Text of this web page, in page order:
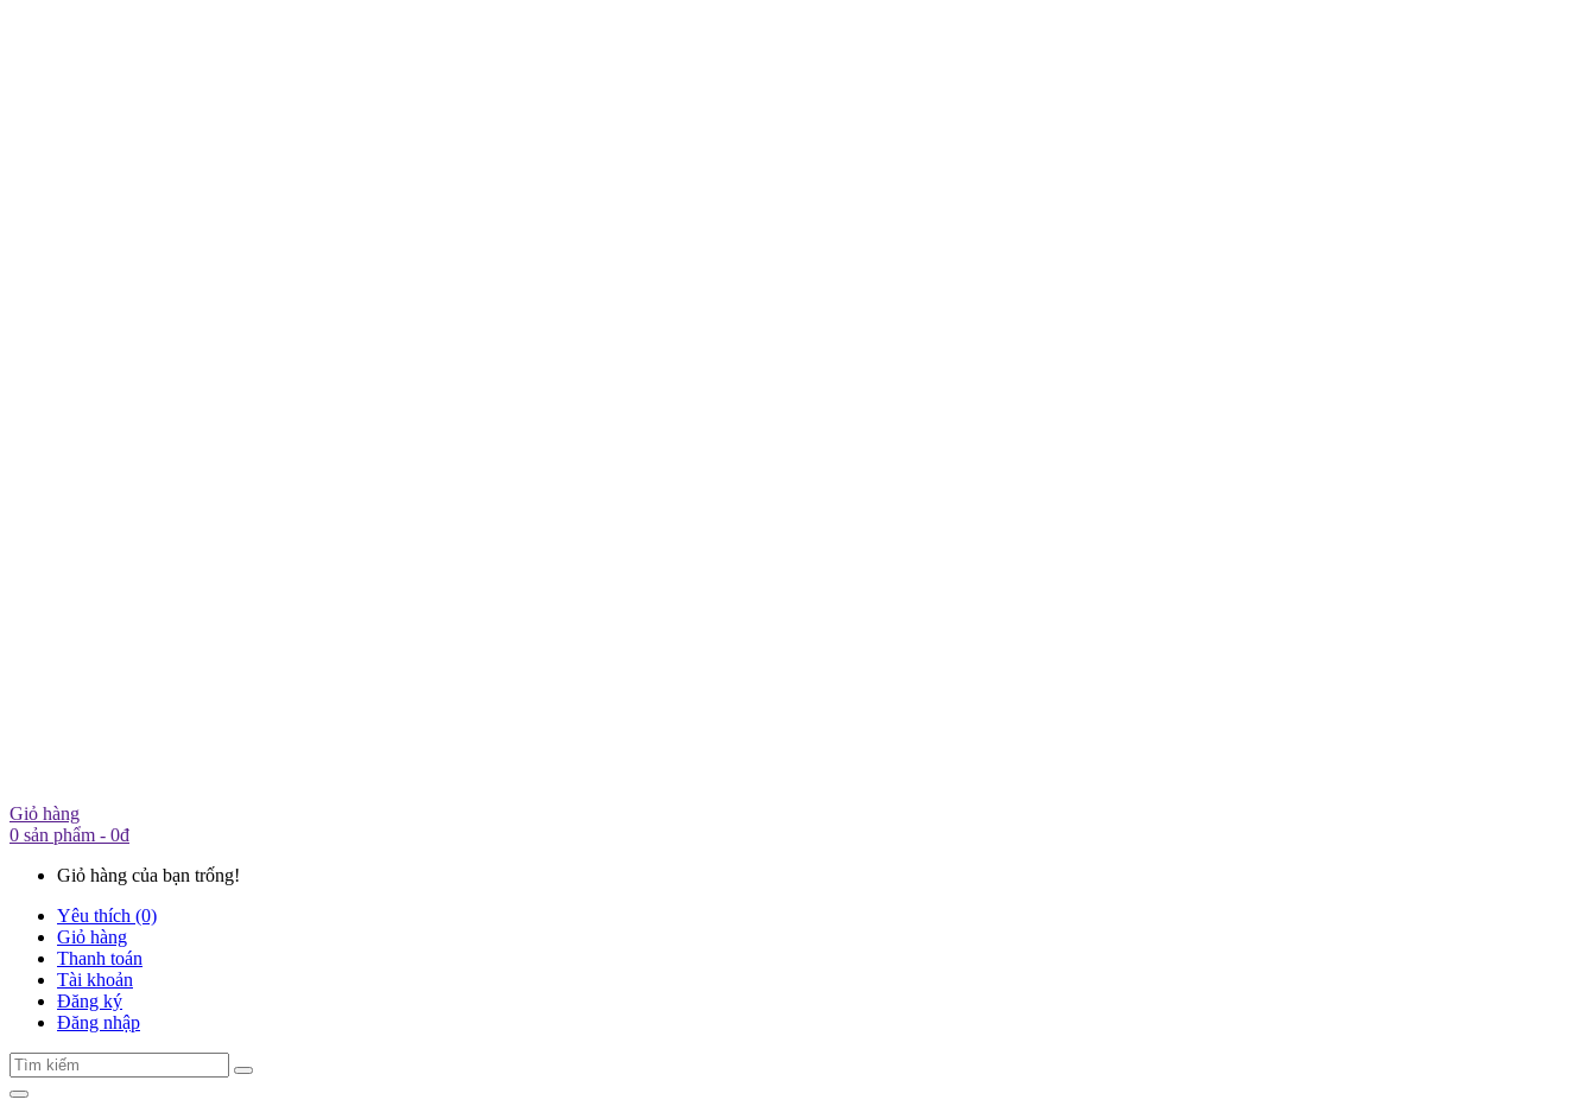
Giỏ hàng
0 sản phẩm - 0đ
Giỏ hàng của bạn trống!
Yêu thích (0)
Giỏ hàng
Thanh toán
Tài khoản
Đăng ký
Đăng nhập